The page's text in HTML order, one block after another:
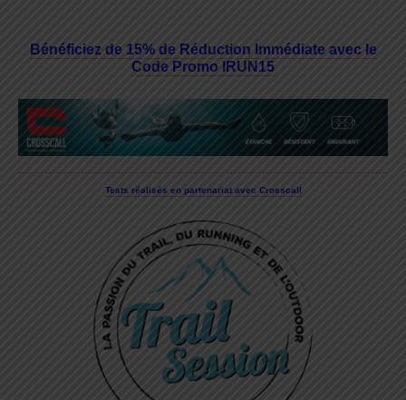
Bénéficiez de 15% de Réduction Immédiate avec le
Code Promo IRUN15
Tests réalisés en partenariat avec Crosscall